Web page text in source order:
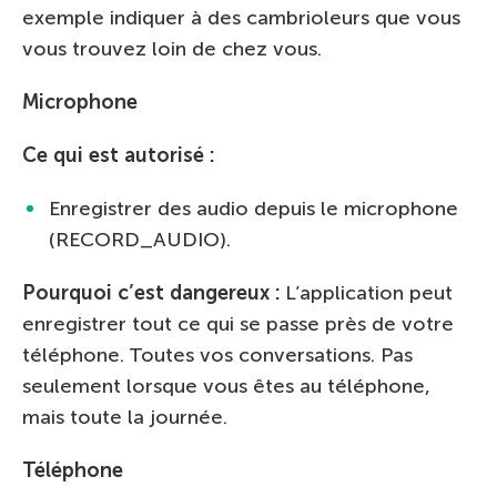
exemple indiquer à des cambrioleurs que vous
vous trouvez loin de chez vous.
Microphone
Ce qui est autorisé :
Enregistrer des audio depuis le microphone
(RECORD_AUDIO).
Pourquoi c’est dangereux : L’application peut
enregistrer tout ce qui se passe près de votre
téléphone. Toutes vos conversations. Pas
seulement lorsque vous êtes au téléphone,
mais toute la journée.
Téléphone